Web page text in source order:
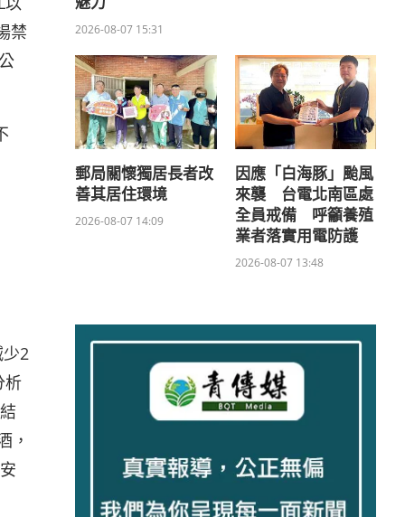
禁
2
析
，
2026-08-07 15:31
郵局關懷獨居長者改
善其居住環境
2026-08-07 14:09
因應「白海豚」颱風
來襲 台電北南區處
全員戒備 呼籲養殖
業者落實用電防護
2026-08-07 13:48